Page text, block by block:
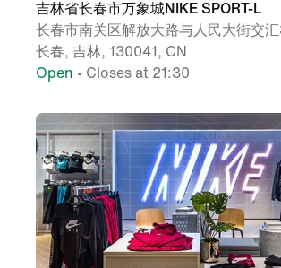
吉林省长春市万象城NIKE SPORT-L
长春市南关区解放大路与人民大街交
长春, 吉林, 130041, CN
Open • Closes at 21:30